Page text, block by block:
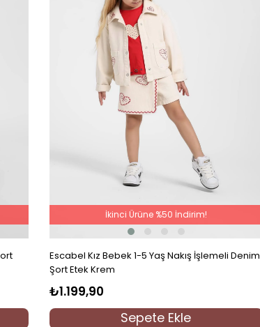
Escabel Kız Bebek 1-5 Yaş Nakış İşlemeli Denim
Şort Etek Krem
₺1.199,90
Sepete Ekle
İkinci Ürüne %50 İndirim!